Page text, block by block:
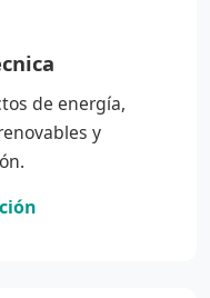
de energía,
y